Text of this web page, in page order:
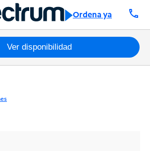
Ordena ya call
Ver disponibilidad